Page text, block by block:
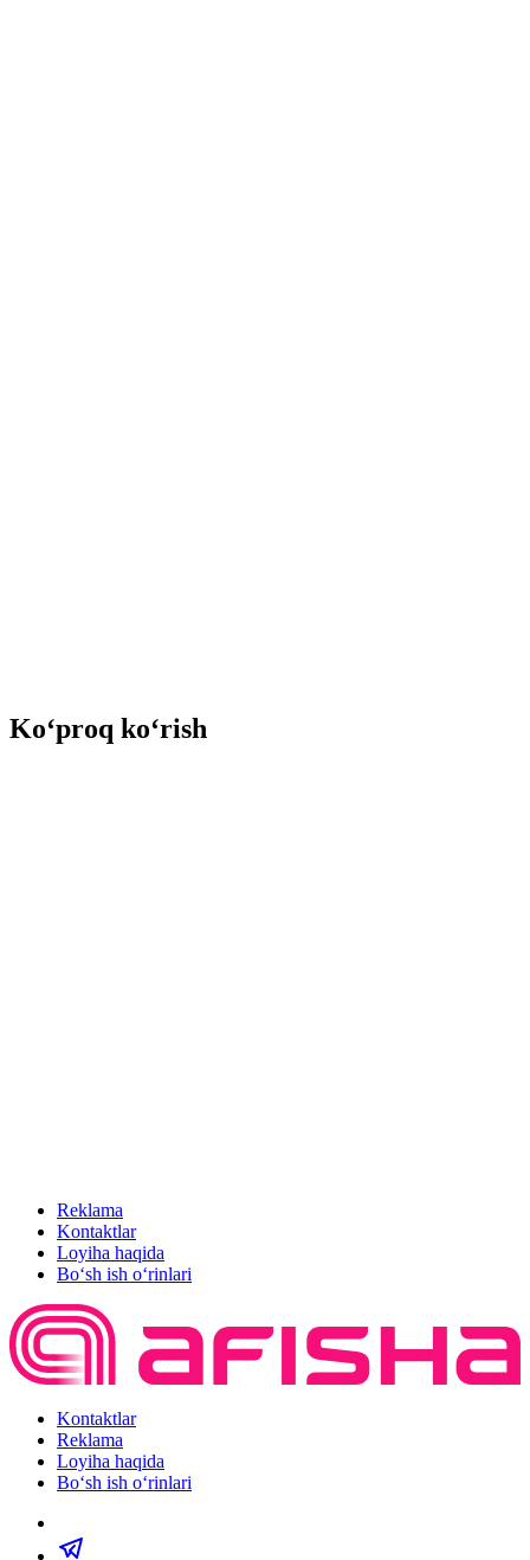
Ko‘proq ko‘rish
Reklama
Kontaktlar
Loyiha haqida
Bo‘sh ish o‘rinlari
Kontaktlar
Reklama
Loyiha haqida
Bo‘sh ish o‘rinlari